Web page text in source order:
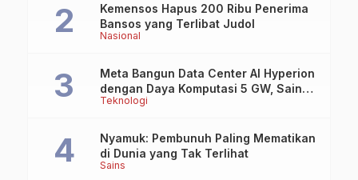
Nasional
Kemensos Hapus 200 Ribu Penerima
Bansos yang Terlibat Judol
Teknologi
Meta Bangun Data Center AI Hyperion
dengan Daya Komputasi 5 GW, Saingi
OpenAI dan Google
Sains
Nyamuk: Pembunuh Paling Mematikan
di Dunia yang Tak Terlihat